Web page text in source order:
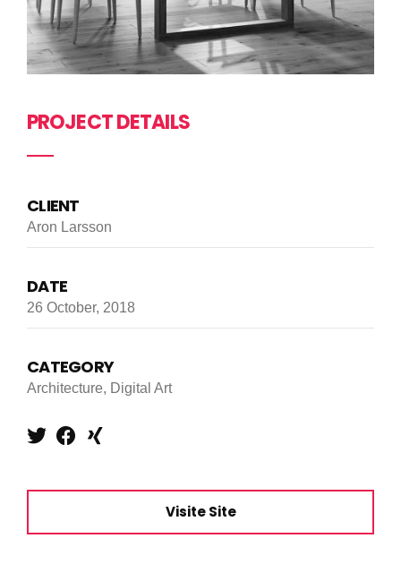
PROJECT DETAILS
CLIENT
Aron Larsson
DATE
26 October, 2018
CATEGORY
Architecture, Digital Art
Visite Site